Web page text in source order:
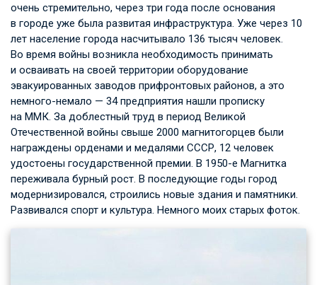
очень стремительно, через три года после основания
в городе уже была развитая инфраструктура. Уже через 10
лет население города насчитывало 136 тысяч человек.
Во время войны возникла необходимость принимать
и осваивать на своей территории оборудование
эвакуированных заводов прифронтовых районов, а это
немного-немало — 34 предприятия нашли прописку
на ММК. За доблестный труд в период Великой
Отечественной войны свыше 2000 магнитогорцев были
награждены орденами и медалями СССР, 12 человек
удостоены государственной премии. В 1950-е Магнитка
переживала бурный рост. В последующие годы город
модернизировался, строились новые здания и памятники.
Развивался спорт и культура. Немного моих старых фоток.